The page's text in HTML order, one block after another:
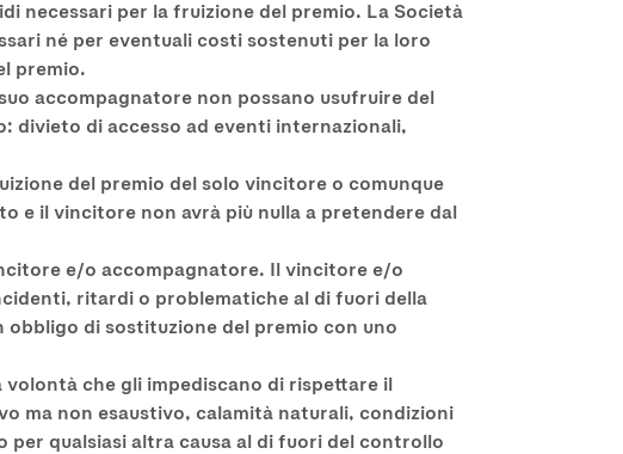
necessari per la fruizione del premio. La Società
né per eventuali costi sostenuti per la loro
premio.
accompagnatore non possano usufruire del
divieto di accesso ad eventi internazionali,
del premio del solo vincitore o comunque
e il vincitore non avrà più nulla a pretendere dal
e/o accompagnatore. Il vincitore e/o
ritardi o problematiche al di fuori della
di sostituzione del premio con uno
che gli impediscano di rispettare il
ma non esaustivo, calamità naturali, condizioni
qualsiasi altra causa al di fuori del controllo